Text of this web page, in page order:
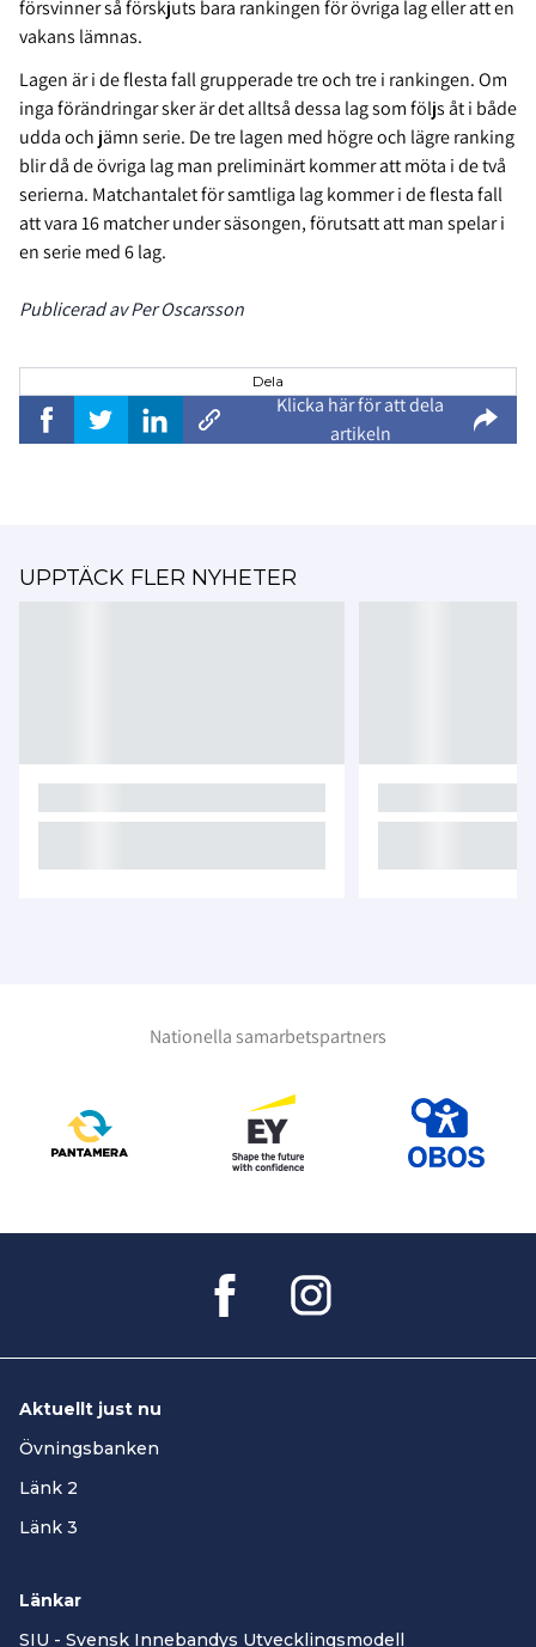
försvinner så förskjuts bara rankingen för övriga lag eller att en
vakans lämnas.
Lagen är i de flesta fall grupperade tre och tre i rankingen. Om
inga förändringar sker är det alltså dessa lag som följs åt i både
udda och jämn serie. De tre lagen med högre och lägre ranking
blir då de övriga lag man preliminärt kommer att möta i de två
serierna. Matchantalet för samtliga lag kommer i de flesta fall
att vara 16 matcher under säsongen, förutsatt att man spelar i
en serie med 6 lag.
Publicerad av Per Oscarsson
Dela
Klicka här för att dela
artikeln
UPPTÄCK FLER NYHETER
Nationella samarbetspartners
Aktuellt just nu
Övningsbanken
Länk 2
Länk 3
Länkar
SIU - Svensk Innebandys Utvecklingsmodell